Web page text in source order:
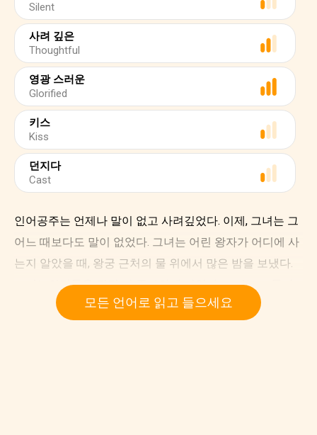
Silent
사려 깊은
Thoughtful
영광 스러운
Glorified
키스
Kiss
던지다
Cast
인어공주는 언제나 말이 없고 사려깊었다. 이제, 그녀는 그
어느 때보다도 말이 없었다. 그녀는 어린 왕자가 어디에 사
는지 알았을 때, 왕궁 근처의 물 위에서 많은 밤을 보냈다.
그녀는인간들을 점점 더 좋아하게 되었다. 그녀는 그들과
함께 더 많이 지낼 수 있기를 바랐다. 어느 날, 그녀는 할머
모든 언어로 읽고 들으세요